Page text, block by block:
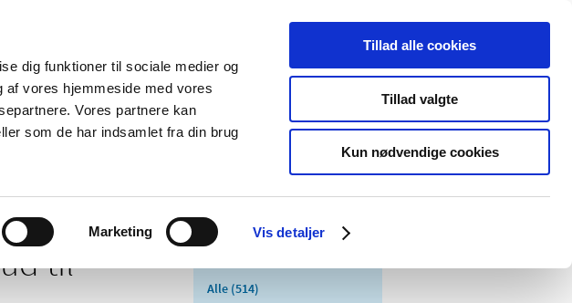
dig funktioner til sociale medier og
vores hjemmeside med vores
Vores partnere kan
som de har indsamlet fra din brug
Marketing Vis detaljer
Tillad alle cookies
Tillad valgte
Kun nødvendige cookies
Om os Kontakt Udgivelser
og salg af
Medicinsk
Særlige
produktområder
til
Alle (514)